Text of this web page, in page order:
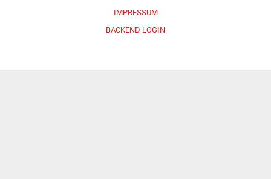
IMPRESSUM
BACKEND LOGIN